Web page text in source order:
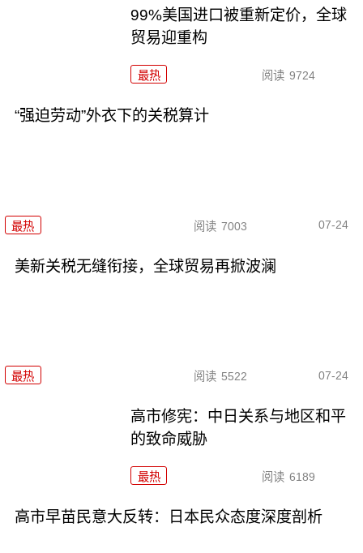
99%美国进口被重新定价，全球
贸易迎重构
最热 阅读 9724
“强迫劳动”外衣下的关税算计
最热 阅读 7003 07-24
美新关税无缝衔接，全球贸易再掀波澜
最热 阅读 5522 07-24
高市修宪：中日关系与地区和平
的致命威胁
最热 阅读 6189
高市早苗民意大反转：日本民众态度深度剖析